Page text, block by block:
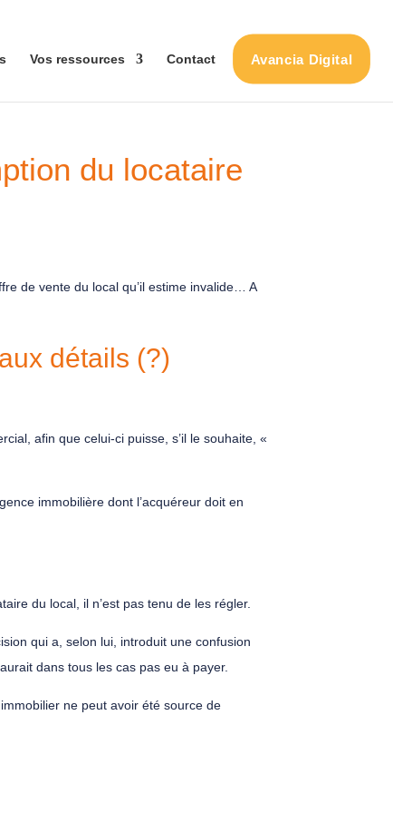
Vos ressources Contact Avancia Digital
du locataire
de vente du local qu’il estime invalide… A
détails (?)
afin que celui-ci puisse, s’il le souhaite, «
immobilière dont l’acquéreur doit en
du local, il n’est pas tenu de les régler.
qui a, selon lui, introduit une confusion
dans tous les cas pas eu à payer.
ne peut avoir été source de